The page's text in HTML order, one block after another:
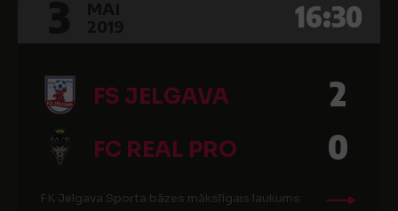
16:30
FS JELGAVA 2
FC REAL PRO 0
FK Jelgava Sporta bāzes mākslīgais laukums